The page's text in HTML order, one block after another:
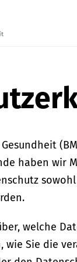
haben wir
welche
wie Sie die